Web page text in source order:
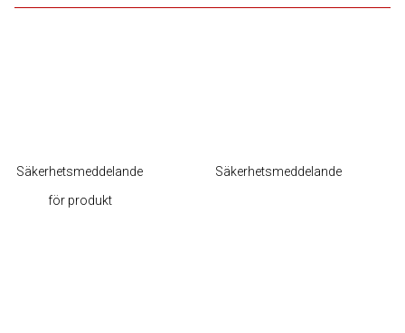
Säkerhetsmeddelande
för produkt
Säkerhetsmeddelande